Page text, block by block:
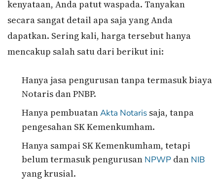
kenyataan, Anda patut waspada. Tanyakan
secara sangat detail apa saja yang Anda
dapatkan. Sering kali, harga tersebut hanya
mencakup salah satu dari berikut ini:
Hanya jasa pengurusan tanpa termasuk biaya
Notaris dan PNBP.
Hanya pembuatanAkta Notaris saja, tanpa
pengesahan SK Kemenkumham.
Hanya sampai SK Kemenkumham, tetapi
belum termasuk pengurusan NPWP dan NIB
yang krusial.